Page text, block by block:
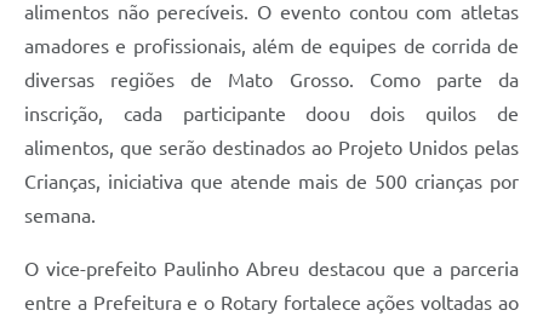
alimentos não perecíveis. O evento contou com atletas
amadores e profissionais, além de equipes de corrida de
diversas regiões de Mato Grosso. Como parte da
inscrição, cada participante doou dois quilos de
alimentos, que serão destinados ao Projeto Unidos pelas
Crianças, iniciativa que atende mais de 500 crianças por
semana.
O vice-prefeito Paulinho Abreu destacou que a parceria
entre a Prefeitura e o Rotary fortalece ações voltadas ao